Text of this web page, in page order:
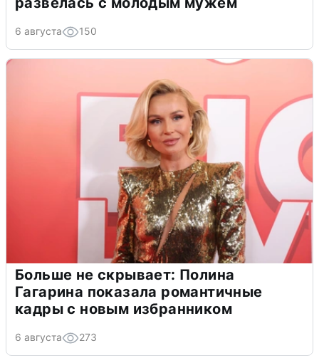
6 августа 150
Больше не скрывает: Полина
Гагарина показала романтичные
кадры с новым избранником
6 августа 273